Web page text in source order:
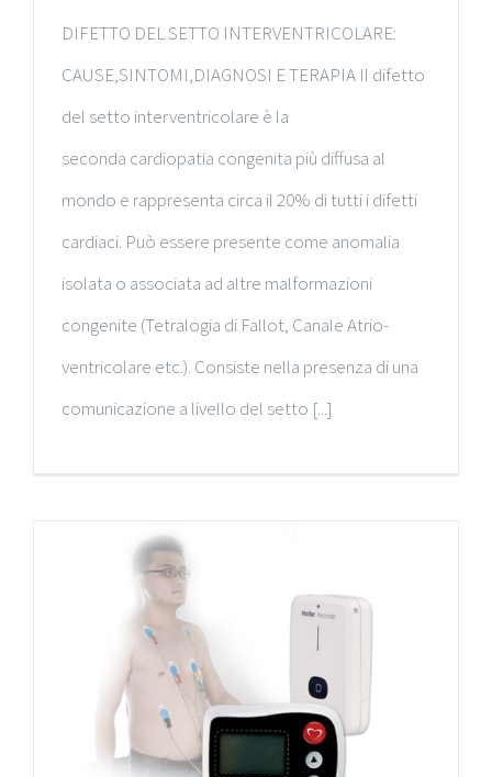
DIFETTO DEL SETTO INTERVENTRICOLARE:
CAUSE,SINTOMI,DIAGNOSI E TERAPIA Il difetto
del setto interventricolare è la
seconda cardiopatia congenita più diffusa al
mondo e rappresenta circa il 20% di tutti i difetti
cardiaci. Può essere presente come anomalia
isolata o associata ad altre malformazioni
congenite (Tetralogia di Fallot, Canale Atrio-
ventricolare etc.). Consiste nella presenza di una
comunicazione a livello del setto [...]